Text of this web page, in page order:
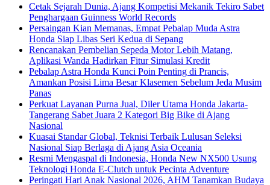
Cetak Sejarah Dunia, Ajang Kompetisi Mekanik Tekiro Sabet
Penghargaan Guinness World Records
Persaingan Kian Memanas, Empat Pebalap Muda Astra
Honda Siap Libas Seri Kedua di Sepang
Rencanakan Pembelian Sepeda Motor Lebih Matang,
Aplikasi Wanda Hadirkan Fitur Simulasi Kredit
Pebalap Astra Honda Kunci Poin Penting di Prancis,
Amankan Posisi Lima Besar Klasemen Sebelum Jeda Musim
Panas
Perkuat Layanan Purna Jual, Diler Utama Honda Jakarta-
Tangerang Sabet Juara 2 Kategori Big Bike di Ajang
Nasional
Kuasai Standar Global, Teknisi Terbaik Lulusan Seleksi
Nasional Siap Berlaga di Ajang Asia Oceania
Resmi Mengaspal di Indonesia, Honda New NX500 Usung
Teknologi Honda E-Clutch untuk Pecinta Adventure
Peringati Hari Anak Nasional 2026, AHM Tanamkan Budaya